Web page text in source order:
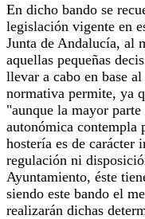
En dicho bando se
legislación vigente en
Junta de Andalucía, al
aquellas pequeñas
llevar a cabo en base
normativa permite, ya
"aunque la mayor
autonómica contempla
hostería es de carácter
regulación ni
Ayuntamiento, éste
siendo este bando el
realizarán dichas